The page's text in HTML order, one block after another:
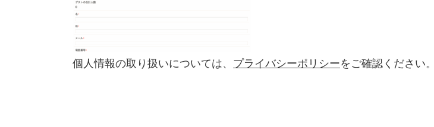
個人情報の取り扱いについては、 プライバシーポリシーをご確認ください。